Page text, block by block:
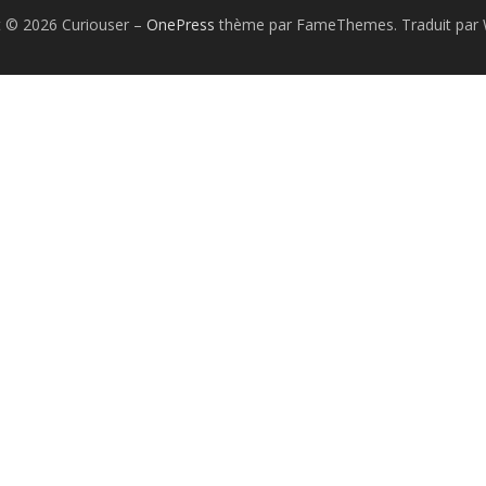
© 2026 Curiouser – OnePress thème par FameThemes. Traduit par